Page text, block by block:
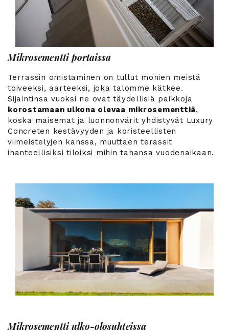
Mikrosementti portaissa
Terrassin omistaminen on tullut monien meistä
toiveeksi, aarteeksi, joka talomme kätkee.
Sijaintinsa vuoksi ne ovat täydellisiä paikkoja
korostamaan ulkona olevaa mikrosementtiä,
koska maisemat ja luonnonvärit yhdistyvät Luxury
Concreten kestävyyden ja koristeellisten
viimeistelyjen kanssa, muuttaen terassit
ihanteellisiksi tiloiksi mihin tahansa vuodenaikaan.
Mikrosementti ulko-olosuhteissa